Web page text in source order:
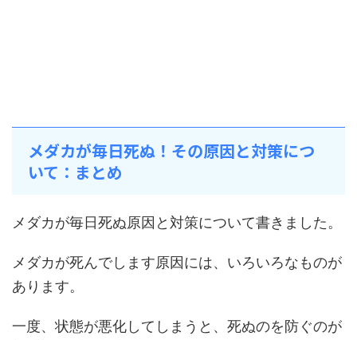
メダカが毎日死ぬ！その原因と対策につ
いて：まとめ
メダカが毎日死ぬ原因と対策について書きました。
メダカが死んでします原因には、いろいろなものが
あります。
一度、状態が悪化してしまうと、死ぬのを防ぐのが